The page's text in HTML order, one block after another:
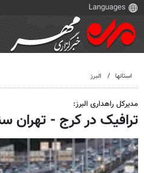
استانها البرز
مدیرکل راهداری البرز:
ترافیک در کرج - تهران